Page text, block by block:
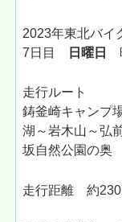
2023年東北バイ
7日目
日曜日
走行ルート
鋳釜崎キャンプ
湖～岩木山～弘
坂自然公園の奥
走行距離 約